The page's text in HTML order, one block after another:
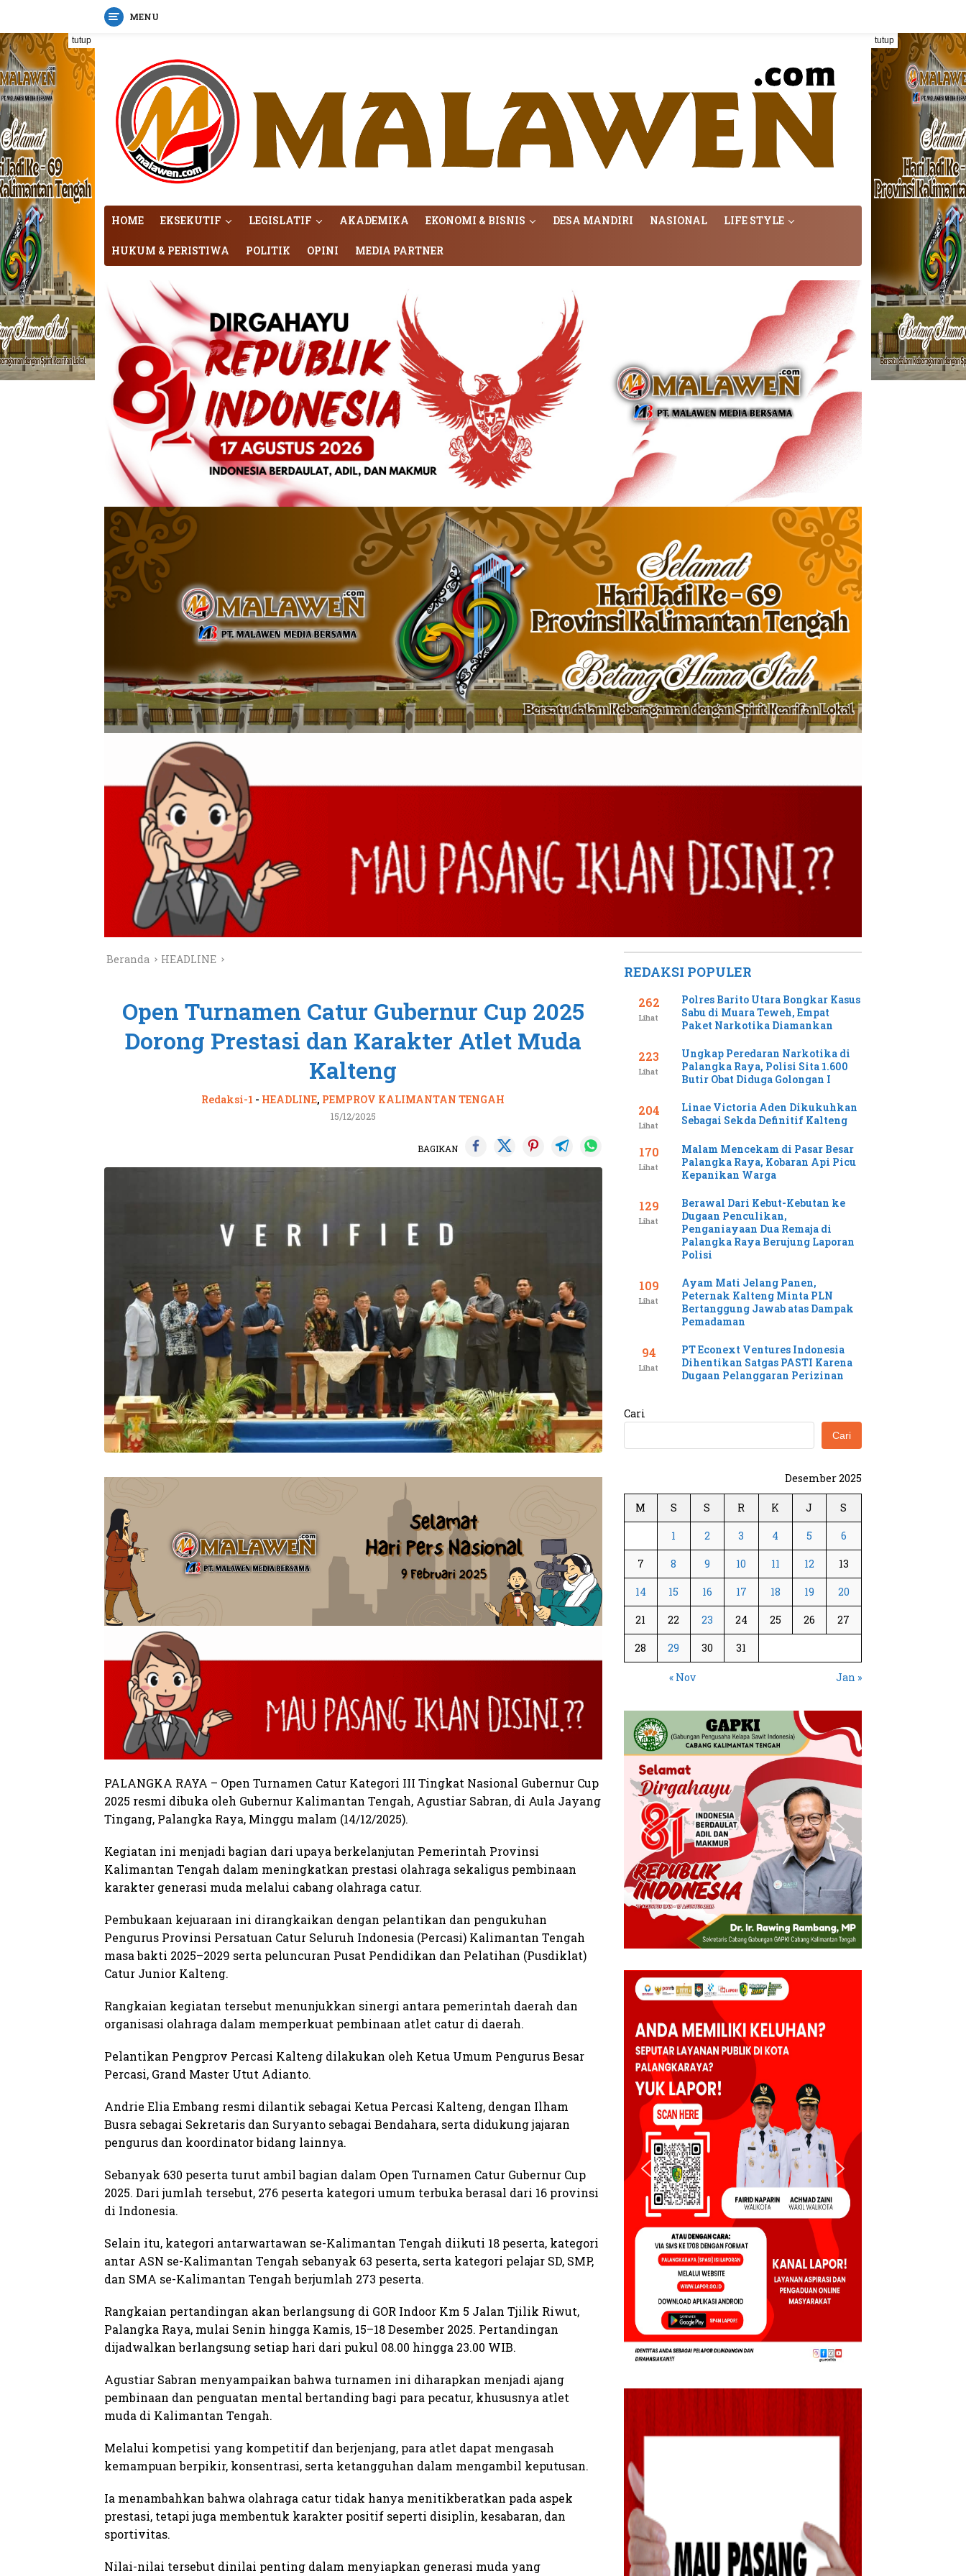
Langsung
ke
konten
MENU
tutup tutup
HOME EKSEKUTIF LEGISLATIF AKADEMIKA EKONOMI & BISNIS DESA MANDIRI NASIONAL LIFE STYLE
HUKUM & PERISTIWA POLITIK OPINI MEDIA PARTNER
Beranda HEADLINE
Open Turnamen Catur Gubernur Cup 2025
Dorong Prestasi dan Karakter Atlet Muda
Kalteng
Redaksi-1 - HEADLINE, PEMPROV KALIMANTAN TENGAH
15/12/2025
BAGIKAN
PALANGKA RAYA – Open Turnamen Catur Kategori III Tingkat Nasional Gubernur Cup
2025 resmi dibuka oleh Gubernur Kalimantan Tengah, Agustiar Sabran, di Aula Jayang
Tingang, Palangka Raya, Minggu malam (14/12/2025).
Kegiatan ini menjadi bagian dari upaya berkelanjutan Pemerintah Provinsi
Kalimantan Tengah dalam meningkatkan prestasi olahraga sekaligus pembinaan
karakter generasi muda melalui cabang olahraga catur.
Pembukaan kejuaraan ini dirangkaikan dengan pelantikan dan pengukuhan
Pengurus Provinsi Persatuan Catur Seluruh Indonesia (Percasi) Kalimantan Tengah
masa bakti 2025–2029 serta peluncuran Pusat Pendidikan dan Pelatihan (Pusdiklat)
Catur Junior Kalteng.
Rangkaian kegiatan tersebut menunjukkan sinergi antara pemerintah daerah dan
organisasi olahraga dalam memperkuat pembinaan atlet catur di daerah.
Pelantikan Pengprov Percasi Kalteng dilakukan oleh Ketua Umum Pengurus Besar
Percasi, Grand Master Utut Adianto.
Andrie Elia Embang resmi dilantik sebagai Ketua Percasi Kalteng, dengan Ilham
Busra sebagai Sekretaris dan Suryanto sebagai Bendahara, serta didukung jajaran
pengurus dan koordinator bidang lainnya.
Sebanyak 630 peserta turut ambil bagian dalam Open Turnamen Catur Gubernur Cup
2025. Dari jumlah tersebut, 276 peserta kategori umum terbuka berasal dari 16 provinsi
di Indonesia.
Selain itu, kategori antarwartawan se-Kalimantan Tengah diikuti 18 peserta, kategori
antar ASN se-Kalimantan Tengah sebanyak 63 peserta, serta kategori pelajar SD, SMP,
dan SMA se-Kalimantan Tengah berjumlah 273 peserta.
Rangkaian pertandingan akan berlangsung di GOR Indoor Km 5 Jalan Tjilik Riwut,
Palangka Raya, mulai Senin hingga Kamis, 15–18 Desember 2025. Pertandingan
dijadwalkan berlangsung setiap hari dari pukul 08.00 hingga 23.00 WIB.
Agustiar Sabran menyampaikan bahwa turnamen ini diharapkan menjadi ajang
pembinaan dan penguatan mental bertanding bagi para pecatur, khususnya atlet
muda di Kalimantan Tengah.
Melalui kompetisi yang kompetitif dan berjenjang, para atlet dapat mengasah
kemampuan berpikir, konsentrasi, serta ketangguhan dalam mengambil keputusan.
Ia menambahkan bahwa olahraga catur tidak hanya menitikberatkan pada aspek
prestasi, tetapi juga membentuk karakter positif seperti disiplin, kesabaran, dan
sportivitas.
Nilai-nilai tersebut dinilai penting dalam menyiapkan generasi muda yang
REDAKSI POPULER
262
Lihat
Polres Barito Utara Bongkar Kasus
Sabu di Muara Teweh, Empat
Paket Narkotika Diamankan
223
Lihat
Ungkap Peredaran Narkotika di
Palangka Raya, Polisi Sita 1.600
Butir Obat Diduga Golongan I
204
Lihat
Linae Victoria Aden Dikukuhkan
Sebagai Sekda Definitif Kalteng
170
Lihat
Malam Mencekam di Pasar Besar
Palangka Raya, Kobaran Api Picu
Kepanikan Warga
129
Lihat
Berawal Dari Kebut-Kebutan ke
Dugaan Penculikan,
Penganiayaan Dua Remaja di
Palangka Raya Berujung Laporan
Polisi
109
Lihat
Ayam Mati Jelang Panen,
Peternak Kalteng Minta PLN
Bertanggung Jawab atas Dampak
Pemadaman
94
Lihat
PT Econext Ventures Indonesia
Dihentikan Satgas PASTI Karena
Dugaan Pelanggaran Perizinan
Cari
Cari
Desember 2025
M S S R K J S
1 2 3 4 5 6
7 8 9 10 11 12 13
14 15 16 17 18 19 20
21 22 23 24 25 26 27
28 29 30 31
« Nov Jan »